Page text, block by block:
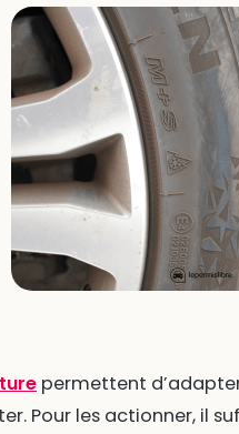
permettent
Pour les actionner, il